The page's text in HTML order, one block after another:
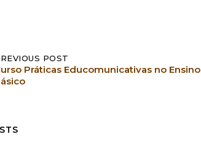
POST
Práticas Educomunicativas no Ensino